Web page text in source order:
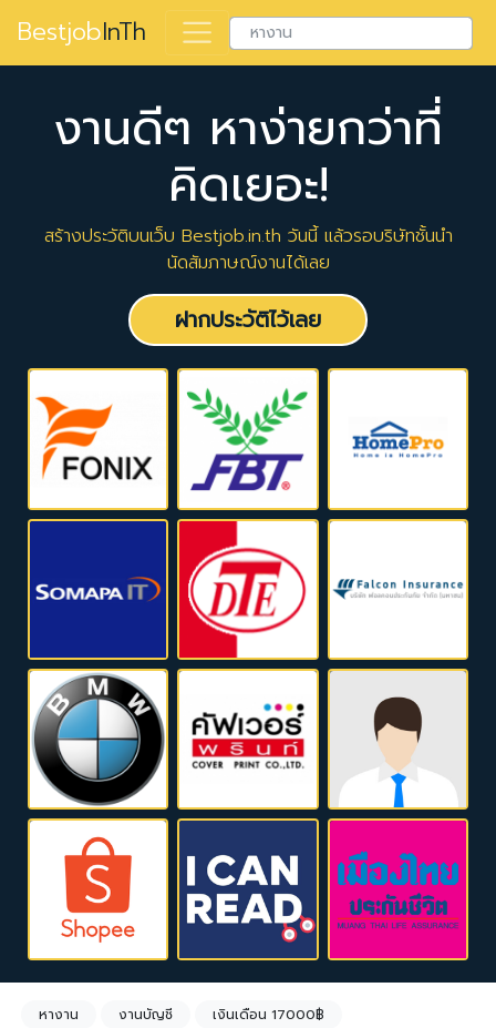
BestjobInTh
งานดีๆ หาง่ายกว่าที่
คิดเยอะ!
สร้างประวัติบนเว็บ Bestjob.in.th วันนี้ แล้วรอบริษัทชั้นนำ
นัดสัมภาษณ์งานได้เลย
ฝากประวัติไว้เลย
หางาน งานบัญชี เงินเดือน 17000฿